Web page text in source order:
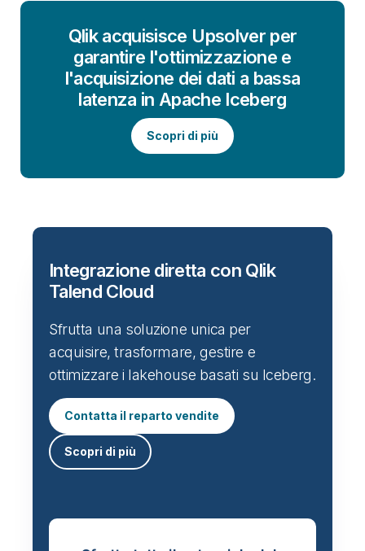
Qlik acquisisce Upsolver per
garantire l'ottimizzazione e
l'acquisizione dei dati a bassa
latenza in Apache Iceberg
Scopri di più
Integrazione diretta con Qlik
Talend Cloud
Sfrutta una soluzione unica per
acquisire, trasformare, gestire e
ottimizzare i lakehouse basati su Iceberg.
Contatta il reparto vendite
Scopri di più